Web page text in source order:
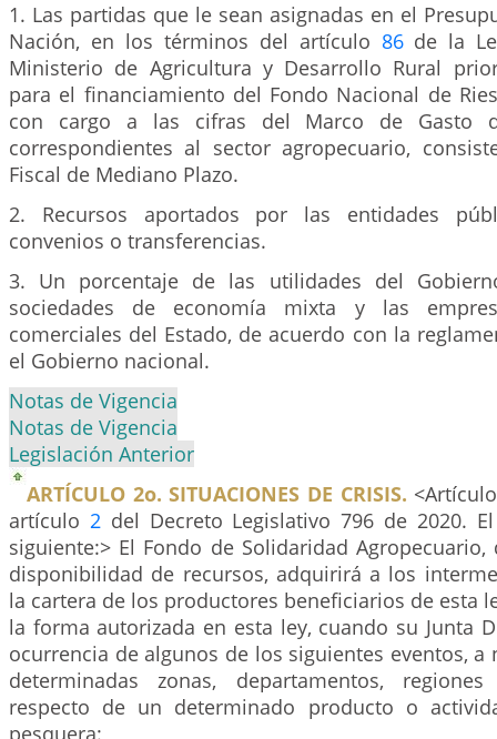
1. Las partidas que le sean asignadas en el
Nación, en los términos del artículo 86de la
Ministerio de Agricultura y Desarrollo Rural
para el financiamiento del Fondo Nacional de
con cargo a las cifras del Marco de Gasto
correspondientes al sector agropecuario,
Fiscal de Mediano Plazo.
2. Recursos aportados por las entidades
convenios o transferencias.
3. Un porcentaje de las utilidades del
sociedades de economía mixta y las
comerciales del Estado, de acuerdo con la
el Gobierno nacional.
Notas de Vigencia
Notas de Vigencia
Legislación Anterior
ARTÍCULO 2o. SITUACIONES DE CRISIS.
artículo 2del Decreto Legislativo 796 de 2020.
siguiente:> El Fondo de Solidaridad
disponibilidad de recursos, adquirirá a los
la cartera de los productores beneficiarios de esta
la forma autorizada en esta ley, cuando su Junta
ocurrencia de algunos de los siguientes eventos, a
determinadas zonas, departamentos,
respecto de un determinado producto o
pesquera: